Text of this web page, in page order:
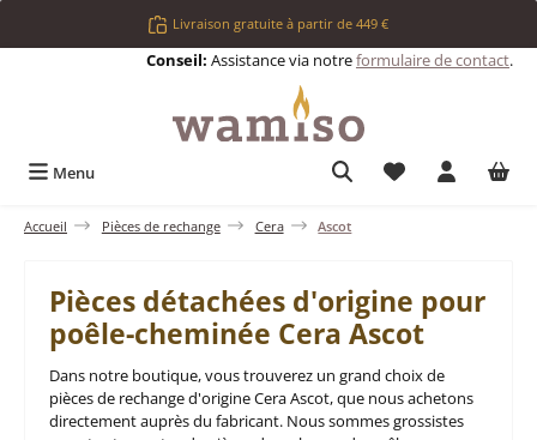
Passer au contenu principalLivraison gratuite à partir de 449 €
Conseil: Assistance via notreformulaire de contact.
Menu Vous avez 0
Accueil Pièces de rechange Cera Ascot
Pièces détachées d'origine pour
poêle-cheminée Cera Ascot
Dans notre boutique, vous trouverez un grand choix de
pièces de rechange d'origine Cera Ascot, que nous achetons
directement auprès du fabricant. Nous sommes grossistes